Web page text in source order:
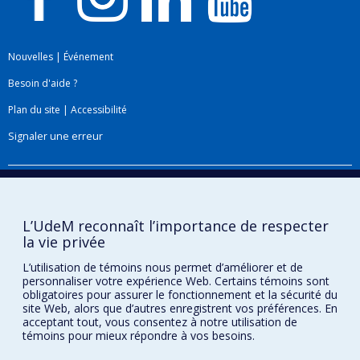
Nouvelles | Événement
Besoin d'aide ?
Plan du site | Accessibilité
Signaler une erreur
Téléchargez les logos de l'ESPUM
L’UdeM reconnaît l’importance de respecter
la vie privée
L’utilisation de témoins nous permet d’améliorer et de
personnaliser votre expérience Web. Certains témoins sont
obligatoires pour assurer le fonctionnement et la sécurité du
site Web, alors que d’autres enregistrent vos préférences. En
acceptant tout, vous consentez à notre utilisation de
témoins pour mieux répondre à vos besoins.